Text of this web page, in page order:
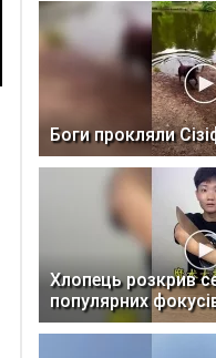
Боги прокляли
Хлопець розкрив
популярних